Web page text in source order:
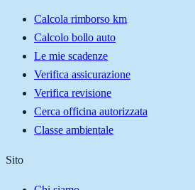
Calcola rimborso km
Calcolo bollo auto
Le mie scadenze
Verifica assicurazione
Verifica revisione
Cerca officina autorizzata
Classe ambientale
Sito